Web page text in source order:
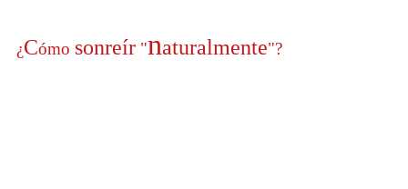
¿Cómo sonreír "naturalmente"?